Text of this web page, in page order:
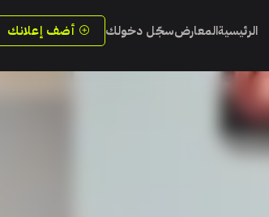
الرئيسيةالمعارضسجّل دخولك أضف إعلانك